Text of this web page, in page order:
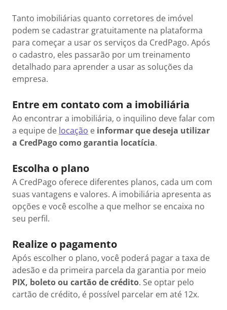
Tanto imobiliárias quanto corretores de imóvel
podem se cadastrar gratuitamente na plataforma
para começar a usar os serviços da CredPago. Após
o cadastro, eles passarão por um treinamento
detalhado para aprender a usar as soluções da
empresa.
Entre em contato com a imobiliária
Ao encontrar a imobiliária, o inquilino deve falar com
a equipe de locação e informar que deseja utilizar
a CredPago como garantia locatícia.
Escolha o plano
A CredPago oferece diferentes planos, cada um com
suas vantagens e valores. A imobiliária apresenta as
opções e você escolhe a que melhor se encaixa no
seu perfil.
Realize o pagamento
Após escolher o plano, você poderá pagar a taxa de
adesão e da primeira parcela da garantia por meio
PIX, boleto ou cartão de crédito. Se optar pelo
cartão de crédito, é possível parcelar em até 12x.